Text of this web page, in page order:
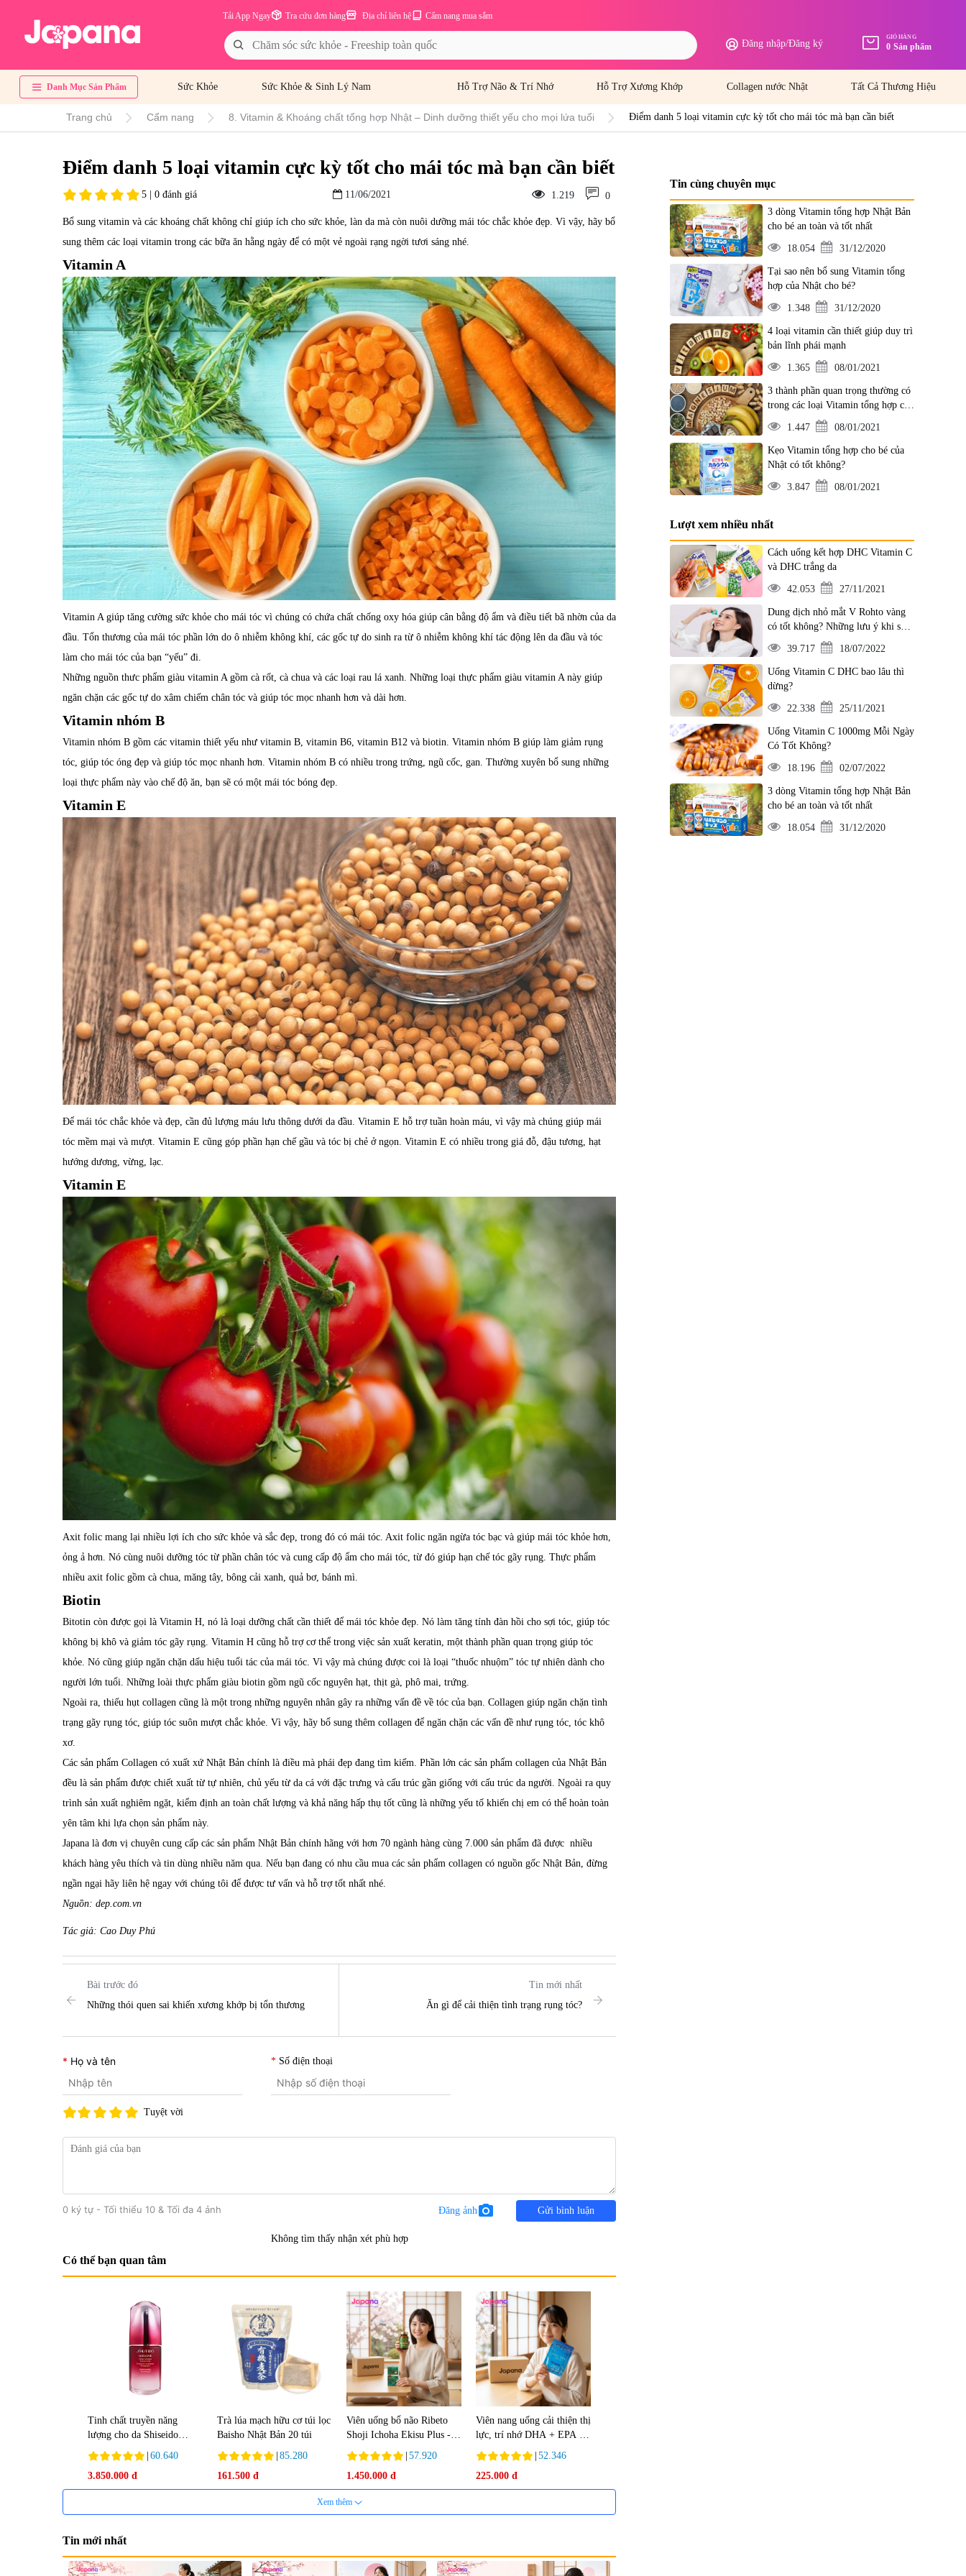
Cẩm nang mua sắm
Địa chỉ liên hệ
Tra cứu đơn hàng
Tải App Ngay
Đăng nhập/Đăng ký
GIỎ HÀNG
0 Sản phẩm
Danh Mục Sản Phẩm Sức Khỏe Sức Khỏe & Sinh Lý Nam Hỗ Trợ Não & Trí Nhớ Hỗ Trợ Xương Khớp Collagen nước Nhật Tất Cả Thương Hiệu
Trang chủ Cẩm nang 8. Vitamin & Khoáng chất tổng hợp Nhật – Dinh dưỡng thiết yếu cho mọi lứa tuổi Điểm danh 5 loại vitamin cực kỳ tốt cho mái tóc mà bạn cần biết
Điểm danh 5 loại vitamin cực kỳ tốt cho mái tóc mà bạn cần biết
5 | 0 đánh giá 11/06/2021 1.219 0
Bổ sung vitamin và các khoáng chất không chỉ giúp ích cho sức khỏe, làn da mà còn nuôi dưỡng mái tóc chắc khỏe đẹp. Vì vậy, hãy bổ
sung thêm các loại vitamin trong các bữa ăn hằng ngày để có một vẻ ngoài rạng ngời tươi sáng nhé.
Vitamin A
Vitamin A giúp tăng cường sức khỏe cho mái tóc vì chúng có chứa chất chống oxy hóa giúp cân bằng độ ẩm và điều tiết bã nhờn của da
đầu. Tổn thương của mái tóc phần lớn do ô nhiễm không khí, các gốc tự do sinh ra từ ô nhiễm không khí tác động lên da đầu và tóc
làm cho mái tóc của bạn “yếu” đi.
Những nguồn thưc phẩm giàu vitamin A gồm cà rốt, cà chua và các loại rau lá xanh. Những loại thực phẩm giàu vitamin A này giúp
ngăn chặn các gốc tự do xâm chiếm chân tóc và giúp tóc mọc nhanh hơn và dài hơn.
Vitamin nhóm B
Vitamin nhóm B gồm các vitamin thiết yếu như vitamin B, vitamin B6, vitamin B12 và biotin. Vitamin nhóm B giúp làm giảm rụng
tóc, giúp tóc óng đẹp và giúp tóc mọc nhanh hơn. Vitamin nhóm B có nhiều trong trứng, ngũ cốc, gan. Thường xuyên bổ sung những
loại thực phẩm này vào chế độ ăn, bạn sẽ có một mái tóc bóng đẹp.
Vitamin E
Để mái tóc chắc khỏe và đẹp, cần đủ lượng máu lưu thông dưới da đầu. Vitamin E hỗ trợ tuần hoàn máu, vì vậy mà chúng giúp mái
tóc mềm mại và mượt. Vitamin E cũng góp phần hạn chế gầu và tóc bị chẻ ở ngọn. Vitamin E có nhiều trong giá đỗ, đậu tương, hạt
hướng dương, vừng, lạc.
Vitamin E
Axit folic mang lại nhiều lợi ích cho sức khỏe và sắc đẹp, trong đó có mái tóc. Axit folic ngăn ngừa tóc bạc và giúp mái tóc khỏe hơn,
ỏng ả hơn. Nó cùng nuôi dưỡng tóc từ phần chân tóc và cung cấp độ ẩm cho mái tóc, từ đó giúp hạn chế tóc gãy rụng. Thực phẩm
nhiều axit folic gồm cà chua, măng tây, bông cải xanh, quả bơ, bánh mì.
Biotin
Bitotin còn được gọi là Vitamin H, nó là loại dưỡng chất cần thiết để mái tóc khỏe đẹp. Nó làm tăng tính đàn hồi cho sợi tóc, giúp tóc
không bị khô và giảm tóc gãy rụng. Vitamin H cũng hỗ trợ cơ thể trong việc sản xuất keratin, một thành phần quan trọng giúp tóc
khỏe. Nó cũng giúp ngăn chặn dấu hiệu tuổi tác của mái tóc. Vì vậy mà chúng được coi là loại “thuốc nhuộm” tóc tự nhiên dành cho
người lớn tuổi. Những loài thực phẩm giàu biotin gồm ngũ cốc nguyên hạt, thịt gà, phô mai, trứng.
Ngoài ra, thiếu hụt collagen cũng là một trong những nguyên nhân gây ra những vấn đề về tóc của bạn. Collagen giúp ngăn chặn tình
trạng gãy rụng tóc, giúp tóc suôn mượt chắc khỏe. Vì vậy, hãy bổ sung thêm collagen để ngăn chặn các vấn đề như rụng tóc, tóc khô
xơ.
Các sản phẩm Collagen có xuất xứ Nhật Bản chính là điều mà phái đẹp đang tìm kiếm. Phần lớn các sản phẩm collagen của Nhật Bản
đều là sản phẩm được chiết xuất từ tự nhiên, chủ yếu từ da cá với đặc trưng và cấu trúc gần giống với cấu trúc da người. Ngoài ra quy
trình sản xuất nghiêm ngặt, kiểm định an toàn chất lượng và khả năng hấp thụ tốt cũng là những yếu tố khiến chị em có thể hoàn toàn
yên tâm khi lựa chọn sản phẩm này.
Japana là đơn vị chuyên cung cấp các sản phẩm Nhật Bản chính hãng với hơn 70 ngành hàng cùng 7.000 sản phẩm đã được nhiều
khách hàng yêu thích và tin dùng nhiều năm qua. Nếu bạn đang có nhu cầu mua các sản phẩm collagen có nguồn gốc Nhật Bản, đừng
ngần ngại hãy liên hệ ngay với chúng tôi để được tư vấn và hỗ trợ tốt nhất nhé.
Nguồn: dep.com.vn
Tác giả: Cao Duy Phú
Bài trước đó
Những thói quen sai khiến xương khớp bị tổn thương
Tin mới nhất
Ăn gì để cải thiện tình trạng rụng tóc?
Họ và tên Số điện thoại
Tuyệt vời
0 ký tự - Tối thiểu 10 & Tối đa 4 ảnh Đăng ảnh photo_camera Gửi bình luận
Không tìm thấy nhận xét phù hợp
Có thể bạn quan tâm
Tinh chất truyền năng
lượng cho da Shiseido
Ultimune Power 75ml
60.640
3.850.000 đ
Trà lúa mạch hữu cơ túi lọc
Baisho Nhật Bản 20 túi
85.280
161.500 đ
Viên uống bổ não Ribeto
Shoji Ichoha Ekisu Plus -
90 viên
57.920
1.450.000 đ
Viên nang uống cải thiện thị
lực, trí nhớ DHA + EPA +
Flaxseed Oil 30 viên/gói -
Date 02/2027
52.346
225.000 đ
Xem thêm
Tin mới nhất
Tin cùng chuyên mục
3 dòng Vitamin tổng hợp Nhật Bản
cho bé an toàn và tốt nhất
18.054 31/12/2020
Tại sao nên bổ sung Vitamin tổng
hợp của Nhật cho bé?
1.348 31/12/2020
4 loại vitamin cần thiết giúp duy trì
bản lĩnh phái mạnh
1.365 08/01/2021
3 thành phần quan trọng thường có
trong các loại Vitamin tổng hợp của
Nhật
1.447 08/01/2021
Kẹo Vitamin tổng hợp cho bé của
Nhật có tốt không?
3.847 08/01/2021
Lượt xem nhiều nhất
Cách uống kết hợp DHC Vitamin C
và DHC trắng da
42.053 27/11/2021
Dung dịch nhỏ mắt V Rohto vàng
có tốt không? Những lưu ý khi sử
dụng
39.717 18/07/2022
Uống Vitamin C DHC bao lâu thì
dừng?
22.338 25/11/2021
Uống Vitamin C 1000mg Mỗi Ngày
Có Tốt Không?
18.196 02/07/2022
3 dòng Vitamin tổng hợp Nhật Bản
cho bé an toàn và tốt nhất
18.054 31/12/2020